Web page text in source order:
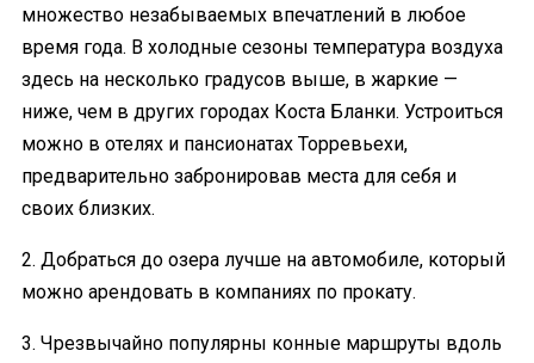
множество незабываемых впечатлений в любое
время года. В холодные сезоны температура воздуха
здесь на несколько градусов выше, в жаркие —
ниже, чем в других городах Коста Бланки. Устроиться
можно в отелях и пансионатах Торревьехи,
предварительно забронировав места для себя и
своих близких.
2. Добраться до озера лучше на автомобиле, который
можно арендовать в компаниях по прокату.
3. Чрезвычайно популярны конные маршруты вдоль